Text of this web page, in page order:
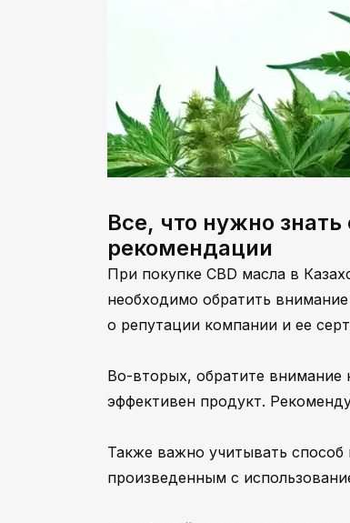
Все, что нужно знать
рекомендации
При покупке CBD масла в
необходимо обратить
о репутации компании и ее
Во-вторых, обратите
эффективен продукт.
Также важно учитывать способ
произведенным с